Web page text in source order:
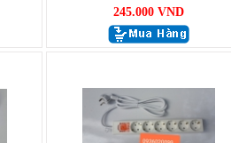
245.000 VND